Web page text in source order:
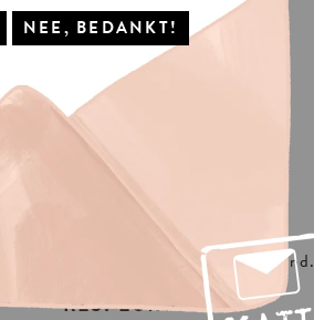
In Europa:
NEDERLAND
Vanaf €30 in je winkelmand.
REST EUROPA